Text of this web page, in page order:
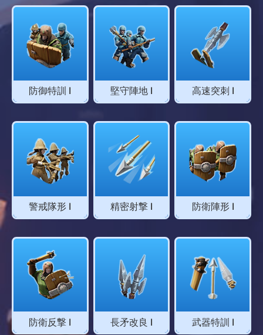
防御特訓 Ⅰ 堅守陣地 Ⅰ 高速突刺 Ⅰ
警戒隊形 Ⅰ 精密射撃 Ⅰ 防衛陣形 Ⅰ
防衛反撃 Ⅰ 長矛改良 Ⅰ 武器特訓 Ⅰ